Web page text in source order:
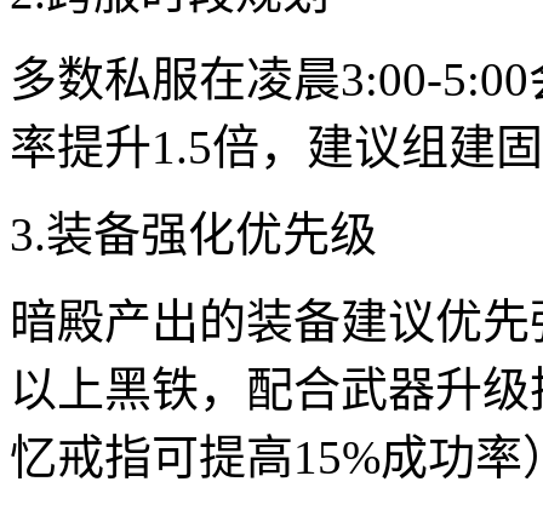
多数私服在凌晨3:00-
率提升1.5倍，建议组建
3.装备强化优先级
暗殿产出的装备建议优
以上黑铁，配合武器升
忆戒指可提高15%成功率